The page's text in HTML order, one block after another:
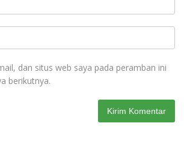
dan situs web saya pada peramban ini
berikutnya.